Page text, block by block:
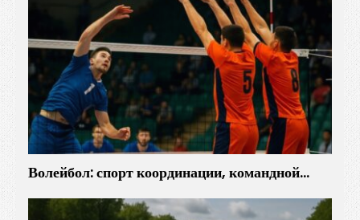
Волейбол: спорт координации, командной…